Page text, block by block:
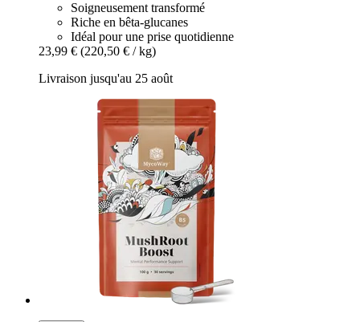
Soigneusement transformé
Riche en bêta-glucanes
Idéal pour une prise quotidienne
23,99 € (220,50 € / kg)
Livraison jusqu'au 25 août